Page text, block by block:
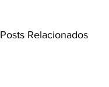
Posts Relacionados